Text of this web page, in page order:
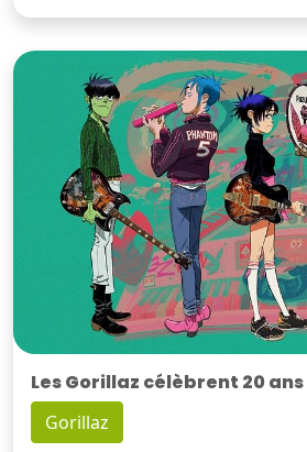
Les Gorillaz célèbrent 20
Gorillaz